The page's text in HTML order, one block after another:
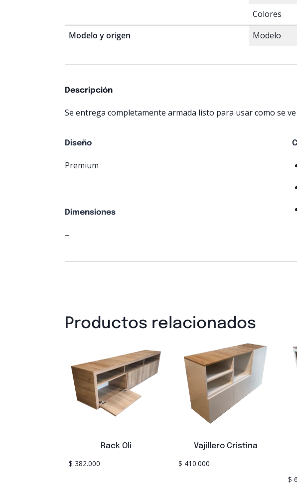
Colores
Modelo y origen
Modelo
Descripción
Se entrega completamente armada listo para usar como se
Diseño
Premium
Dimensiones
–
Productos relacionados
Rack Oli
$ 382.000
Vajillero Cristina
$ 410.000
$